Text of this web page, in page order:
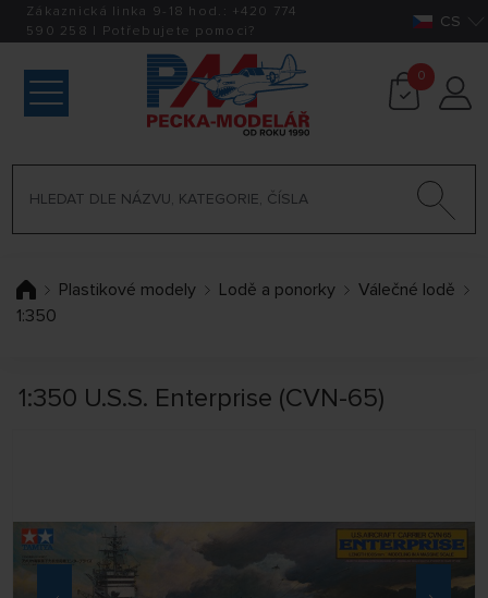
Zákaznická linka 9-18 hod.: +420 774
590 258 | Potřebujete pomoci? CS
0
Plastikové modely Lodě a ponorky
Válečné lodě
1:350
1:350 U.S.S. Enterprise (CVN-65)